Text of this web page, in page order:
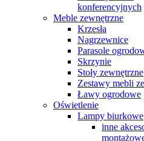
konferencyjnych
Meble zewnętrzne
Krzesła
Nagrzewnice
Parasole
Skrzynie
Stoły zewnętrzne
Zestawy mebli
Ławy ogrodowe
Oświetlenie
Lampy biurkowe
inne